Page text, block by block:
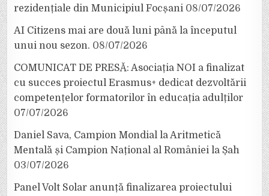
rezidențiale din Municipiul Focșani 08/07/2026
AI Citizens mai are două luni până la începutul
unui nou sezon. 08/07/2026
COMUNICAT DE PRESĂ: Asociația NOI a finalizat
cu succes proiectul Erasmus+ dedicat dezvoltării
competențelor formatorilor în educația adulților
07/07/2026
Daniel Sava, Campion Mondial la Aritmetică
Mentală și Campion Național al României la Șah
03/07/2026
Panel Volt Solar anunță finalizarea proiectului